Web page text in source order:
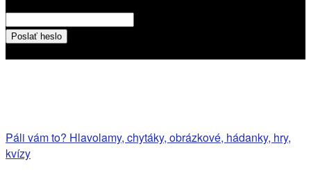
Páli vám to? Hlavolamy, chytáky, obrázkové, hádanky, hry,
kvízy